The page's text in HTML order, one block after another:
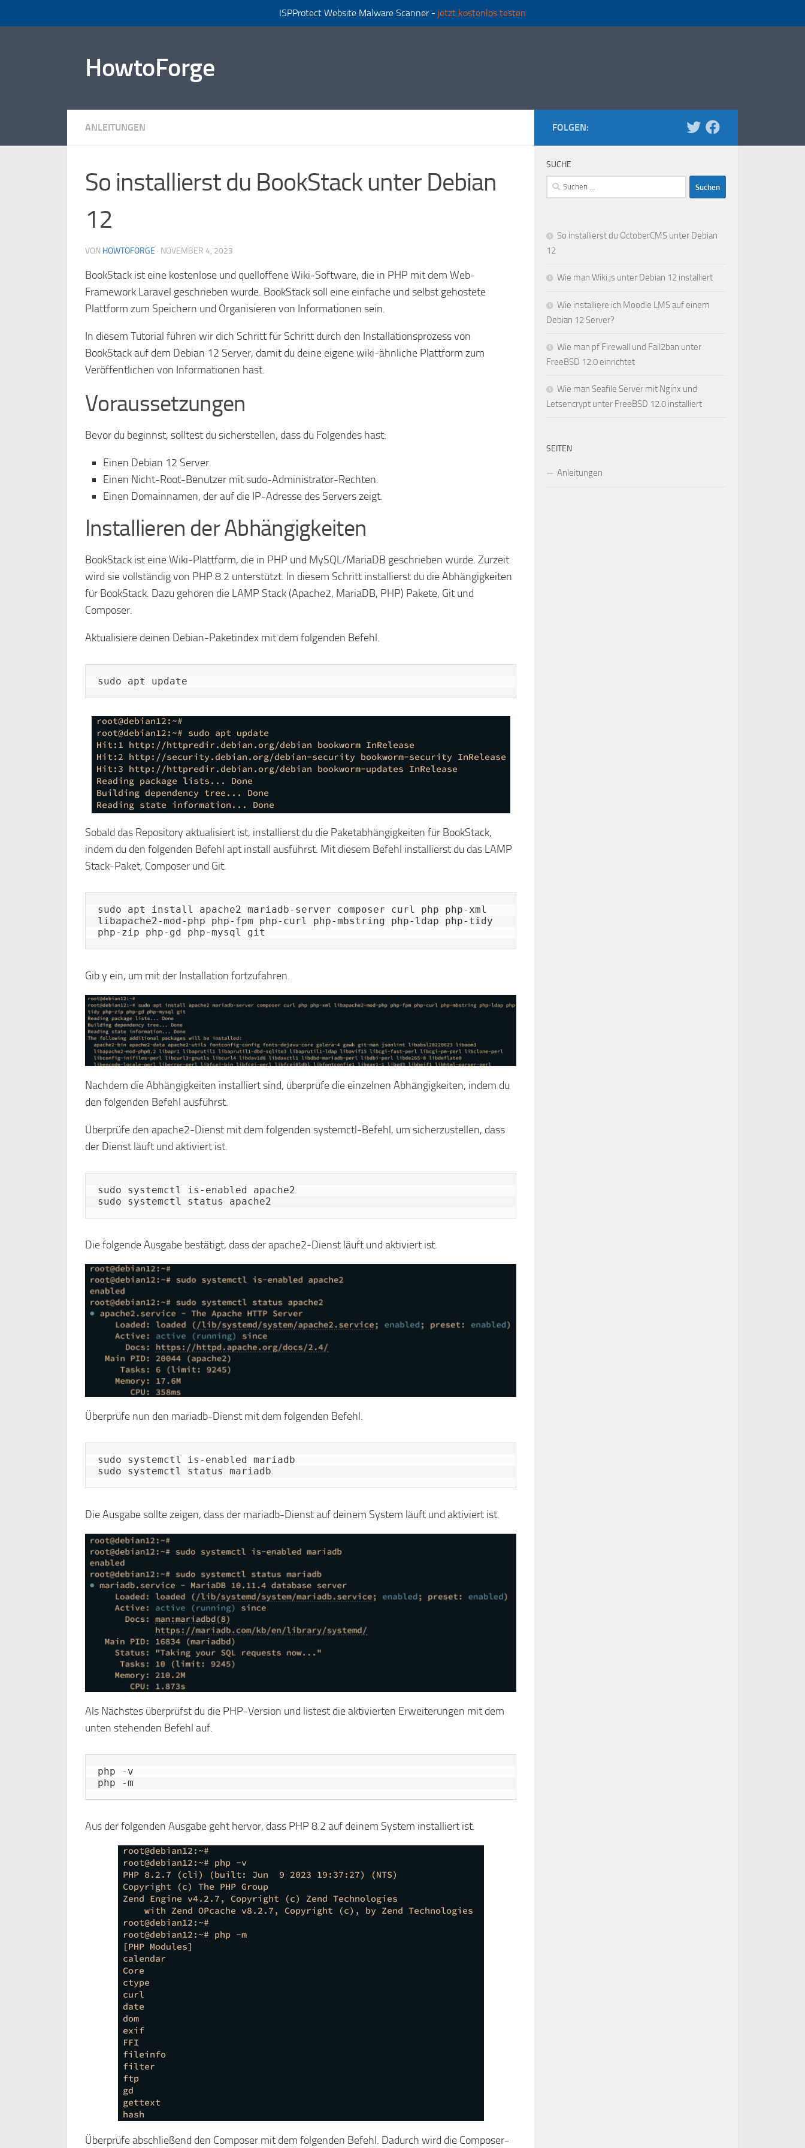
ISPProtect Website Malware Scanner - jetzt kostenlos testen
HowtoForge
ANLEITUNGEN
So installierst du BookStack unter Debian
12
VON HOWTOFORGE · NOVEMBER 4, 2023
BookStack ist eine kostenlose und quelloffene Wiki-Software, die in PHP mit dem Web-
Framework Laravel geschrieben wurde. BookStack soll eine einfache und selbst gehostete
Plattform zum Speichern und Organisieren von Informationen sein.
In diesem Tutorial führen wir dich Schritt für Schritt durch den Installationsprozess von
BookStack auf dem Debian 12 Server, damit du deine eigene wiki-ähnliche Plattform zum
Veröffentlichen von Informationen hast.
Voraussetzungen
Bevor du beginnst, solltest du sicherstellen, dass du Folgendes hast:
Einen Debian 12 Server.
Einen Nicht-Root-Benutzer mit sudo-Administrator-Rechten.
Einen Domainnamen, der auf die IP-Adresse des Servers zeigt.
Installieren der Abhängigkeiten
BookStack ist eine Wiki-Plattform, die in PHP und MySQL/MariaDB geschrieben wurde. Zurzeit
wird sie vollständig von PHP 8.2 unterstützt. In diesem Schritt installierst du die Abhängigkeiten
für BookStack. Dazu gehören die LAMP Stack (Apache2, MariaDB, PHP) Pakete, Git und
Composer.
Aktualisiere deinen Debian-Paketindex mit dem folgenden Befehl.
sudo apt update
Sobald das Repository aktualisiert ist, installierst du die Paketabhängigkeiten für BookStack,
indem du den folgenden Befehl apt install ausführst. Mit diesem Befehl installierst du das LAMP
Stack-Paket, Composer und Git.
sudo apt install apache2 mariadb-server composer curl php php-xml
libapache2-mod-php php-fpm php-curl php-mbstring php-ldap php-tidy
php-zip php-gd php-mysql git
Gib y ein, um mit der Installation fortzufahren.
Nachdem die Abhängigkeiten installiert sind, überprüfe die einzelnen Abhängigkeiten, indem du
den folgenden Befehl ausführst.
Überprüfe den apache2-Dienst mit dem folgenden systemctl-Befehl, um sicherzustellen, dass
der Dienst läuft und aktiviert ist.
sudo systemctl is-enabled apache2
sudo systemctl status apache2
Die folgende Ausgabe bestätigt, dass der apache2-Dienst läuft und aktiviert ist.
Überprüfe nun den mariadb-Dienst mit dem folgenden Befehl.
sudo systemctl is-enabled mariadb
sudo systemctl status mariadb
Die Ausgabe sollte zeigen, dass der mariadb-Dienst auf deinem System läuft und aktiviert ist.
Als Nächstes überprüfst du die PHP-Version und listest die aktivierten Erweiterungen mit dem
unten stehenden Befehl auf.
php -v
php -m
Aus der folgenden Ausgabe geht hervor, dass PHP 8.2 auf deinem System installiert ist.
Überprüfe abschließend den Composer mit dem folgenden Befehl. Dadurch wird die Composer-
FOLGEN:
SUCHE
Suchen
nach:
So installierst du OctoberCMS unter Debian
12
Wie man Wiki.js unter Debian 12 installiert
Wie installiere ich Moodle LMS auf einem
Debian 12 Server?
Wie man pf Firewall und Fail2ban unter
FreeBSD 12.0 einrichtet
Wie man Seafile Server mit Nginx und
Letsencrypt unter FreeBSD 12.0 installiert
SEITEN
Anleitungen